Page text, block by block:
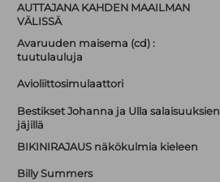
AUTTAJANA KAHDEN MAAILMAN
VÄLISSÄ
Avaruuden maisema (cd) :
tuutulauluja
Avioliittosimulaattori
Bestikset Johanna ja Ulla salaisuuksien
jäjillä
BIKINIRAJAUS näkökulmia kieleen
Billy Summers